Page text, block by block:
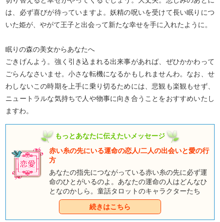
は、必ず喜びが待っていますよ。妖精の呪いを受けて長い眠りにつ
いた姫が、やがて王子と出会って新たな幸せを手に入れたように。
眠りの森の美女からあなたへ
ごきげんよう。強く引き込まれる出来事があれば、ぜひかかわって
ごらんなさいませ。小さな転機になるかもしれませんわ。なお、せ
わしないこの時期を上手に乗り切るためには、悲観も楽観もせず、
ニュートラルな気持ちで人や物事に向き合うことをおすすめいたし
ますわ。
もっとあなたに伝えたいメッセージ
赤い糸の先にいる運命の恋人/二人の出会いと愛の行
方
あなたの指先につながっている赤い糸の先に必ず運
命のひとがいるのよ。あなたの運命の人はどんなひ
となのかしら。童話タロットのキャラクターたち
は、あなたとおしゃべりしたくて、そわそわしてい
るようですよ。みんなとのおしゃべりを通して、あ
なただけのハッピーエンドをつかんでくださいね。
続きはこちら